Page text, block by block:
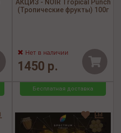
АКЦИЗ - NOIR Tropical Punch
(Тропические фрукты) 100г
Нет в наличии
1450 р.
Бесплатная доставка